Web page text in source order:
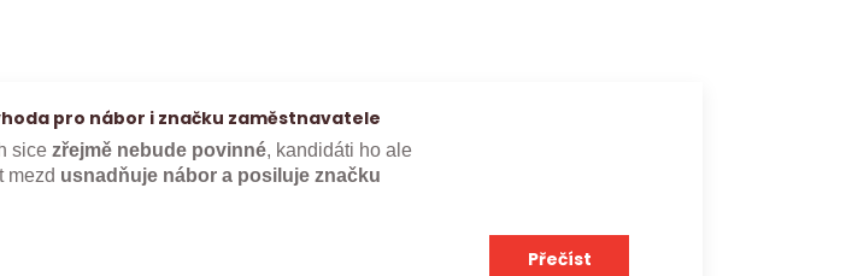
pro nábor i značku zaměstnavatele
sicezřejmě nebude povinné, kandidáti ho ale
mezd usnadňuje nábor a posiluje značku
Přečíst